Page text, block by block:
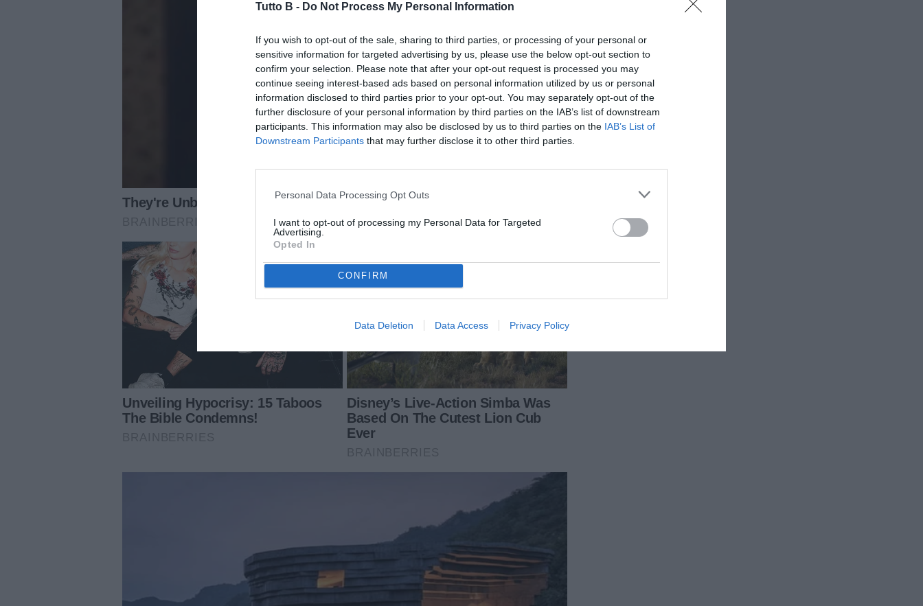
Tutto B - Do Not Process My Personal Information
If you wish to opt-out of the sale, sharing to third parties, or processing of your personal or
sensitive information for targeted advertising by us, please use the below opt-out section to
confirm your selection. Please note that after your opt-out request is processed you may
continue seeing interest-based ads based on personal information utilized by us or personal
information disclosed to third parties prior to your opt-out. You may separately opt-out of the
further disclosure of your personal information by third parties on the IAB’s list of downstream
participants. This information may also be disclosed by us to third parties on the IAB’s List of
Downstream Participants that may further disclose it to other third parties.
Personal Data Processing Opt Outs
I want to opt-out of processing my Personal Data for Targeted
Advertising.
Opted In
CONFIRM
Data Deletion Data Access Privacy Policy